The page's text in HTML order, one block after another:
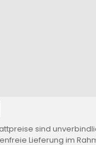
sind
Lieferung im